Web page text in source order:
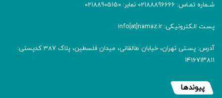
شـماره تمـاس: 02188896666 نمابر: 02188905150
پسـت الـکترونیـکی: info[at]namaz.ir
آدرس: پسـتی تهران، خیابان طالقانی، میدان فلسطین، پلاک 387 کدپستی:
۱۴۱۶۷۱۳۸۱۱
پیوندها